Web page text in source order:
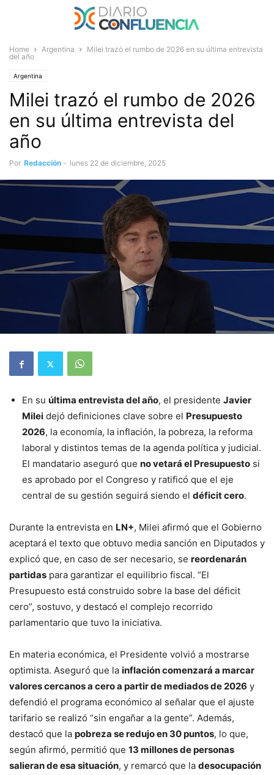
Home Argentina
Milei trazó el rumbo de 2026 en su última entrevista
del año
Argentina
Milei trazó el rumbo de 2026
en su última entrevista del
año
Por Redacción - lunes 22 de diciembre, 2025
En su última entrevista del año, el presidente Javier
Milei dejó definiciones clave sobre el Presupuesto
2026, la economía, la inflación, la pobreza, la reforma
laboral y distintos temas de la agenda política y judicial.
El mandatario aseguró que no vetará el Presupuesto si
es aprobado por el Congreso y ratificó que el eje
central de su gestión seguirá siendo el déficit cero.
Durante la entrevista en LN+, Milei afirmó que el Gobierno
aceptará el texto que obtuvo media sanción en Diputados y
explicó que, en caso de ser necesario, se reordenarán
partidas para garantizar el equilibrio fiscal. “El
Presupuesto está construido sobre la base del déficit
cero”, sostuvo, y destacó el complejo recorrido
parlamentario que tuvo la iniciativa.
En materia económica, el Presidente volvió a mostrarse
optimista. Aseguró que la inflación comenzará a marcar
valores cercanos a cero a partir de mediados de 2026 y
defendió el programa económico al señalar que el ajuste
tarifario se realizó “sin engañar a la gente”. Además,
destacó que la pobreza se redujo en 30 puntos, lo que,
según afirmó, permitió que 13 millones de personas
salieran de esa situación, y remarcó que la desocupación